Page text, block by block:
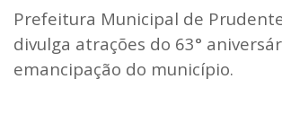
Prefeitura Municipal de
divulga atrações do 63°
emancipação do município.